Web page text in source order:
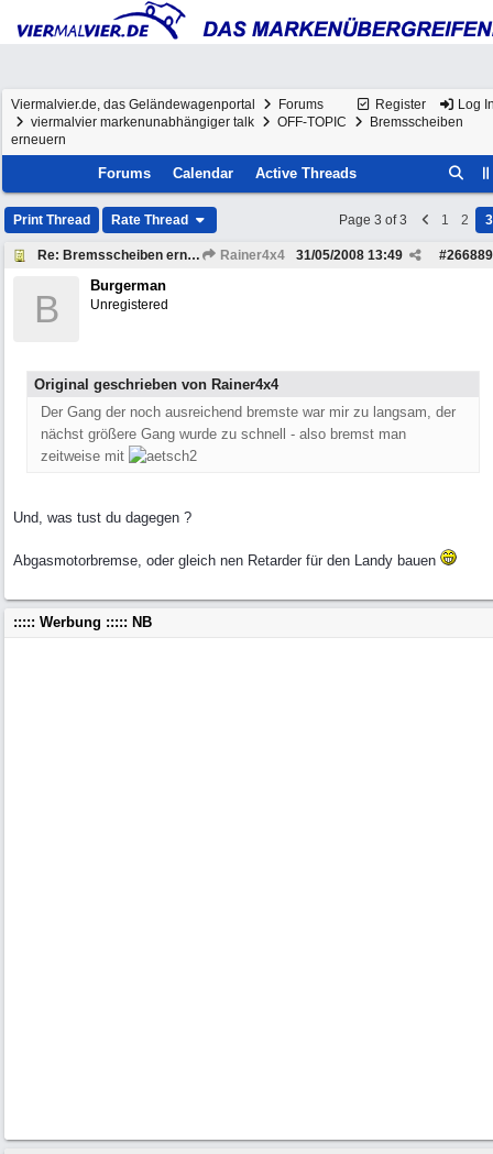
Register Log
Viermalvier.de, das Geländewagenportal
Forums
viermalvier markenunabhängiger talk
OFF-TOPIC
Bremsscheiben
erneuern
Forums Calendar Active Threads
Print Thread Rate Thread Page 3 of 3 1 2 3
Re: Bremsscheiben erneuern Rainer4x4 #266889
31/05/2008 13:49
B
Burgerman
Unregistered
Original geschrieben von Rainer4x4
Der Gang der noch ausreichend bremste war mir zu langsam, der
nächst größere Gang wurde zu schnell - also bremst man
zeitweise mit
Und, was tust du dagegen ?
Abgasmotorbremse, oder gleich nen Retarder für den Landy bauen
::::: Werbung ::::: NB